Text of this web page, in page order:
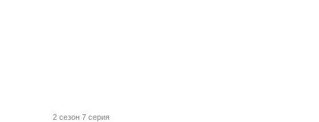
2 сезон 7 серия